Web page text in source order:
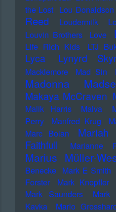
the Lost Lou Donaldson
Reed
Loudermilk
Louvin Brothers
Love
Life Rich Kids
LTJ
Lyca Lynyrd
Macklemore
Mad Sin
Madonna
Makaya McCraven
Malik Harris Malva
Perry
Manfred Krug
Marc Bolan Mariah
Faithfull
Marianne
Marius Müller-
Benecke Mark E Smith
Forster
Mark Knopfler
Mark Saunders
Mark
Kavka
Marlo